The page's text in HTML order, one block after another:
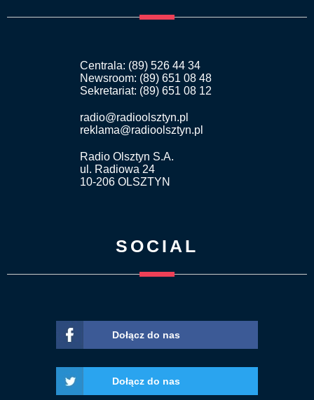
Centrala: (89) 526 44 34
Newsroom: (89) 651 08 48
Sekretariat: (89) 651 08 12
radio@radioolsztyn.pl
reklama@radioolsztyn.pl
Radio Olsztyn S.A.
ul. Radiowa 24
10-206 OLSZTYN
SOCIAL
Dołącz do nas
Dołącz do nas